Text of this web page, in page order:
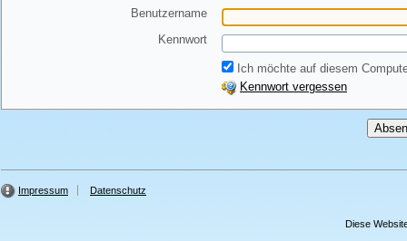
Benutzername
Kennwort
Ich möchte auf diesem
Kennwort vergessen
Impressum Datenschutz
Diese